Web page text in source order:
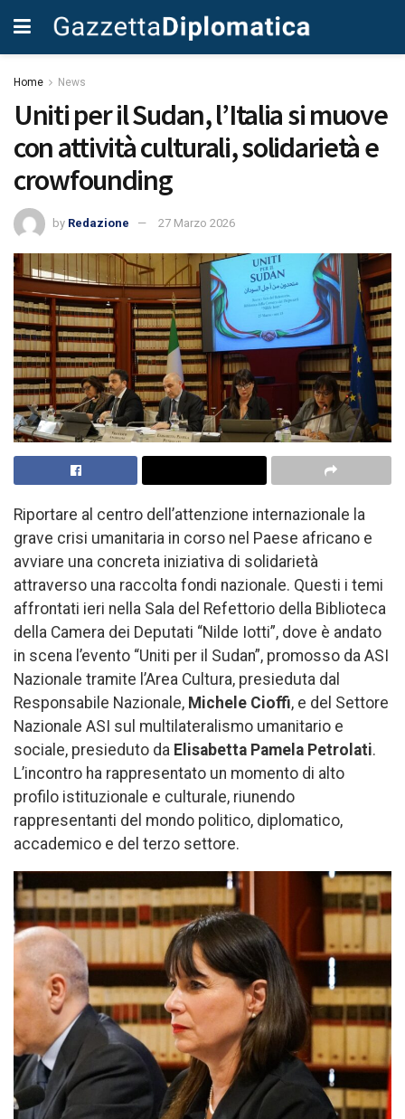
Home News
Uniti per il Sudan, l’Italia si muove
con attività culturali, solidarietà e
crowfounding
by Redazione 27 Marzo 2026
Riportare al centro dell’attenzione internazionale la
grave crisi umanitaria in corso nel Paese africano e
avviare una concreta iniziativa di solidarietà
attraverso una raccolta fondi nazionale. Questi i temi
affrontati ieri nella Sala del Refettorio della Biblioteca
della Camera dei Deputati “Nilde Iotti”, dove è andato
in scena l’evento “Uniti per il Sudan”, promosso da ASI
Nazionale tramite l’Area Cultura, presieduta dal
Responsabile Nazionale, Michele Cioffi, e del Settore
Nazionale ASI sul multilateralismo umanitario e
sociale, presieduto da Elisabetta Pamela Petrolati.
L’incontro ha rappresentato un momento di alto
profilo istituzionale e culturale, riunendo
rappresentanti del mondo politico, diplomatico,
accademico e del terzo settore.